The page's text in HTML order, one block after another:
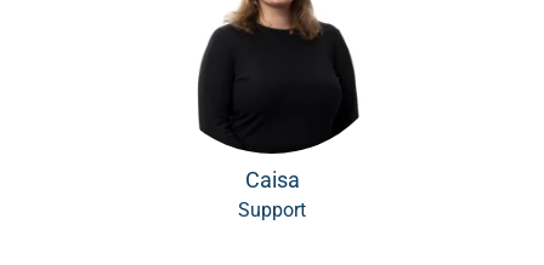
Caisa
Support